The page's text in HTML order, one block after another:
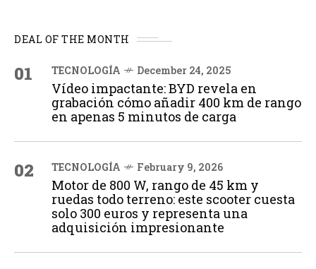
DEAL OF THE MONTH
01 TECNOLOGÍA December 24, 2025
Vídeo impactante: BYD revela en
grabación cómo añadir 400 km de rango
en apenas 5 minutos de carga
02 TECNOLOGÍA February 9, 2026
Motor de 800 W, rango de 45 km y
ruedas todo terreno: este scooter cuesta
solo 300 euros y representa una
adquisición impresionante